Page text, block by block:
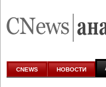
аналитике
CNEWS НОВОСТИ